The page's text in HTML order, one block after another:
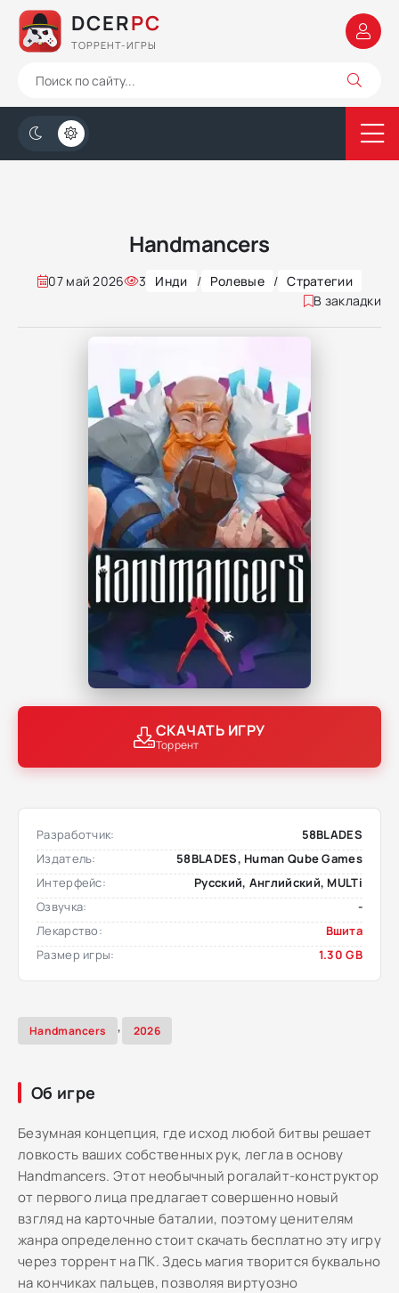
DCERPC
ТОРРЕНТ-ИГРЫ
Handmancers
07 май 2026 3 Инди / Ролевые / Стратегии
В закладки
СКАЧАТЬ ИГРУ
Торрент
Разработчик:
58BLADES
Издатель:
58BLADES, Human Qube Games
Интерфейс:
Русский, Английский, MULTi
Озвучка:
-
Лекарство:
Вшита
Размер игры:
1.30 GB
Handmancers , 2026
Об игре
Безумная концепция, где исход любой битвы решает
ловкость ваших собственных рук, легла в основу
Handmancers. Этот необычный рогалайт-конструктор
от первого лица предлагает совершенно новый
взгляд на карточные баталии, поэтому ценителям
жанра определенно стоит скачать бесплатно эту игру
через торрент на ПК. Здесь магия творится буквально
на кончиках пальцев, позволяя виртуозно